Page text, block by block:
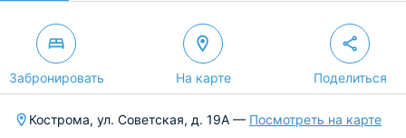
Забронировать На карте Поделиться
Кострома, ул. Советская, д. 19А — Посмотреть на карте